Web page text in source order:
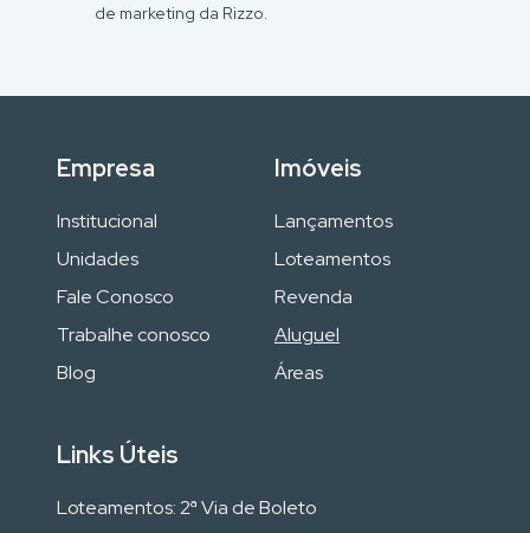
de marketing da Rizzo.
Empresa
Institucional
Unidades
Fale Conosco
Trabalhe conosco
Blog
Imóveis
Lançamentos
Loteamentos
Revenda
Aluguel
Áreas
Links Úteis
Loteamentos: 2ª Via de Boleto